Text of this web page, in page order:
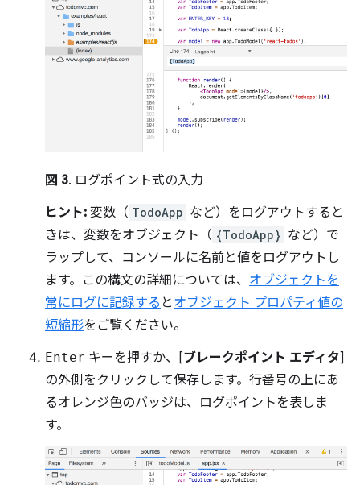
図 3. ログポイント式の入力
ヒント: 変数（ TodoApp など）をログアウトすると
きは、変数をオブジェクト（ {TodoApp} など）で
ラップして、コンソールに名前と値をログアウトし
ます。この構文の詳細については、 オブジェクトを
常にログに記録する と オブジェクト プロパティ値の
短縮形をご覧ください。
Enter キーを押すか、[ブレークポイント エディタ]
の外側をクリックして保存します。行番号の上にあ
るオレンジ色のバッジは、ログポイントを表しま
す。